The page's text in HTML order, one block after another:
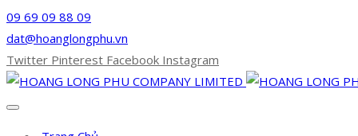
09 69 09 88 09
dat@hoanglongphu.vn
Twitter Pinterest Facebook Instagram